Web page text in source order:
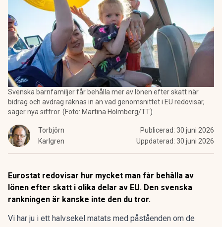
Svenska barnfamiljer får behålla mer av lönen efter skatt när
bidrag och avdrag räknas in än vad genomsnittet i EU redovisar,
säger nya siffror. (Foto: Martina Holmberg/TT)
Torbjörn
Karlgren
Publicerad: 30 juni 2026
Uppdaterad: 30 juni 2026
Eurostat redovisar hur mycket man får behålla av
lönen efter skatt i olika delar av EU. Den svenska
rankningen är kanske inte den du tror.
Vi har ju i ett halvsekel matats med påståenden om de